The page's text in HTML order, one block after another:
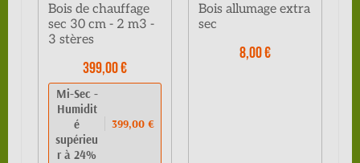
Bois de chauffage
sec 30 cm - 2 m3 -
3 stères
399,00 €
Mi-Sec -
Humidit
é
supérieu
r à 24%
399,00 €
Bois allumage extra
sec
8,00 €